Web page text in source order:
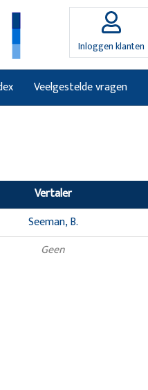
Inloggen klanten
Veelgestelde vragen
Vertaler
Seeman, B.
Geen